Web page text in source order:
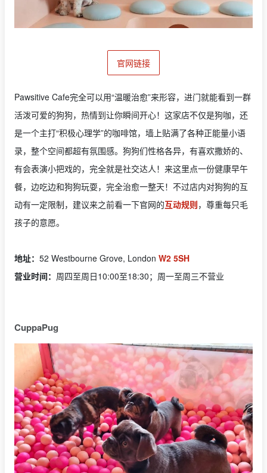
官网链接
Pawsitive Cafe完全可以用“温暖治愈”来形容，进门就能看到一群
活泼可爱的狗狗，热情到让你瞬间开心！这家店不仅是狗咖，还
是一个主打“积极心理学”的咖啡馆，墙上贴满了各种正能量小语
录，整个空间都超有氛围感。狗狗们性格各异，有喜欢撒娇的、
有会表演小把戏的，完全就是社交达人！来这里点一份健康早午
餐，边吃边和狗狗玩耍，完全治愈一整天！不过店内对狗狗的互
动有一定限制，建议来之前看一下官网的互动规则，尊重每只毛
孩子的意愿。
地址： 52 Westbourne Grove, London W2 5SH
营业时间： 周四至周日10:00至18:30；周一至周三不营业
CuppaPug